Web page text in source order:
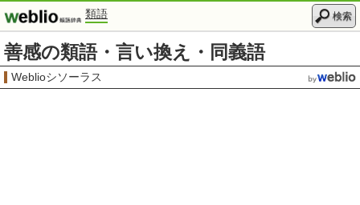
類語 検索
善感の類語・言い換え・同義語
Weblioシソーラス